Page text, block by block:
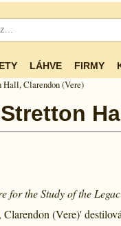
LÁHVE FIRMY
Clarendon (Vere)
Stretton
for the Study of the
(Vere)'